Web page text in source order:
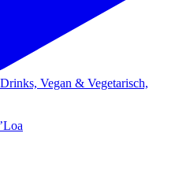
Vegan & Vegetarisch,